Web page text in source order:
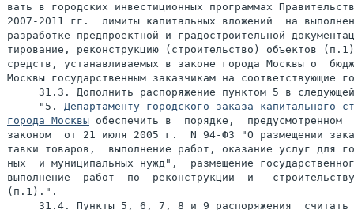
вать в городских инвестиционных программах
2007-2011 гг.  лимиты капитальных вложений  на
разработке предпроектной и градостроительной
тирование, реконструкцию (строительство) объектов
средств, устанавливаемых в законе города Москвы о
Москвы государственным заказчикам на соответствующие
31.3. Дополнить распоряжение пунктом 5 в
     "5.
Департаменту городского заказа капитального
города Москвы обеспечить в  порядке,  предусмотренном
законом  от 21 июля 2005 г.  N 94-ФЗ "О размещении
тавки товаров,  выполнение работ, оказание услуг для
ных  и муниципальных нужд",  размещение
выполнение  работ  по  реконструкции  и
(п.1).".
31.4. Пункты 5, 6, 7, 8 и 9 распоряжения  считать